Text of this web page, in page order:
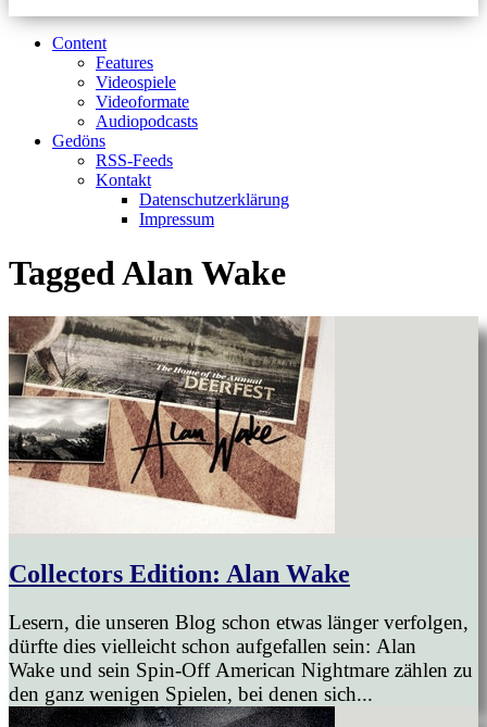
Content
Features
Videospiele
Videoformate
Audiopodcasts
Gedöns
RSS-Feeds
Kontakt
Datenschutzerklärung
Impressum
TaggedAlan Wake
Collectors Edition: Alan Wake
Lesern, die unseren Blog schon etwas länger verfolgen,
dürfte dies vielleicht schon aufgefallen sein: Alan
Wake und sein Spin-Off American Nightmare zählen zu
den ganz wenigen Spielen, bei denen sich...